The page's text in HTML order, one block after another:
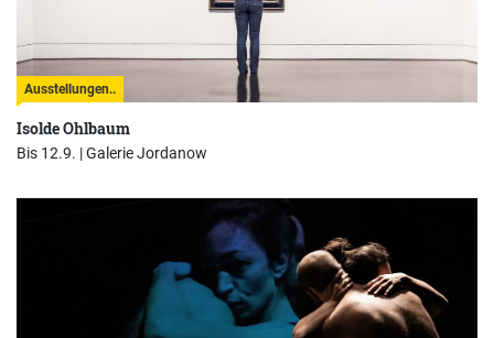
Ausstellungen..
Isolde Ohlbaum
Bis 12.9. |Galerie Jordanow